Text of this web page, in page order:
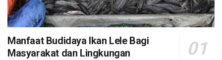
Manfaat Budidaya Ikan Lele Bagi
Masyarakat dan Lingkungan